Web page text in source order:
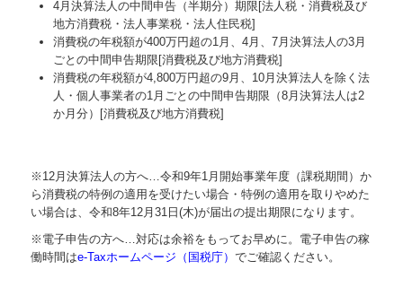
4月決算法人の中間申告（半期分）期限[法人税・消費税及び
地方消費税・法人事業税・法人住民税]
消費税の年税額が400万円超の1月、4月、7月決算法人の3月
ごとの中間申告期限[消費税及び地方消費税]
消費税の年税額が4,800万円超の9月、10月決算法人を除く法
人・個人事業者の1月ごとの中間申告期限（8月決算法人は2
か月分）[消費税及び地方消費税]
※12月決算法人の方へ…令和9年1月開始事業年度（課税期間）か
ら消費税の特例の適用を受けたい場合・特例の適用を取りやめた
い場合は、令和8年12月31日(木)が届出の提出期限になります。
※電子申告の方へ…対応は余裕をもってお早めに。電子申告の稼
働時間はe-Taxホームページ（国税庁）でご確認ください。